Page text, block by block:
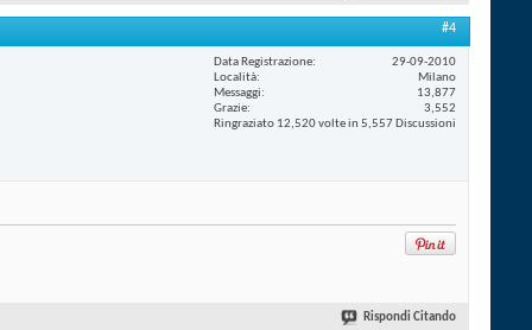
#4
Data Registrazione
29-09-2010
Località
Milano
Messaggi
13,877
Grazie
3,552
Ringraziato 12,520 volte in 5,557 Discussioni
Rispondi Citando